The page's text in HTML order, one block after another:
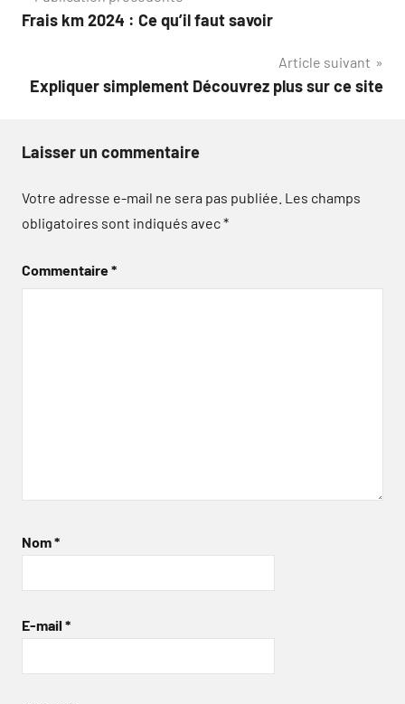
de
Frais km 2024 : Ce qu’il faut savoir
Article suivant
Expliquer simplement Découvrez plus sur ce site
Laisser un commentaire
Votre adresse e-mail ne sera pas publiée. Les champs
obligatoires sont indiqués avec*
Commentaire*
Nom*
E-mail *